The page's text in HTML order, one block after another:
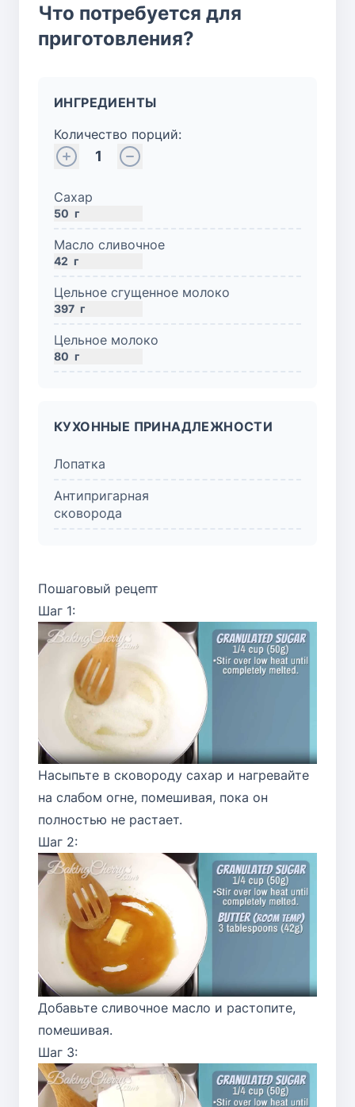
Что потребуется для
приготовления?
ИНГРЕДИЕНТЫ
Количество порций:
1
Сахар
50 г
Масло сливочное
42 г
Цельное сгущенное молоко
397 г
Цельное молоко
80 г
КУХОННЫЕ ПРИНАДЛЕЖНОСТИ
Лопатка
Антипригарная
сковорода
Пошаговый рецепт
Шаг 1:
Насыпьте в сковороду сахар и нагревайте
на слабом огне, помешивая, пока он
полностью не растает.
Шаг 2:
Добавьте сливочное масло и растопите,
помешивая.
Шаг 3: